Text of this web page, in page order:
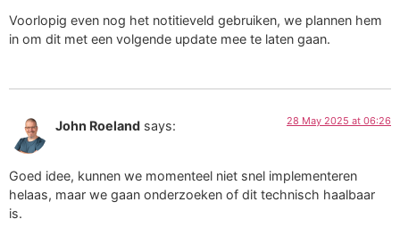
Voorlopig even nog het notitieveld gebruiken, we plannen hem
in om dit met een volgende update mee te laten gaan.
John Roeland says: 28 May 2025 at 06:26
Goed idee, kunnen we momenteel niet snel implementeren
helaas, maar we gaan onderzoeken of dit technisch haalbaar
is.